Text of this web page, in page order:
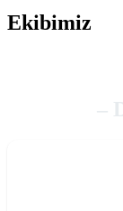
Ekibimiz
–